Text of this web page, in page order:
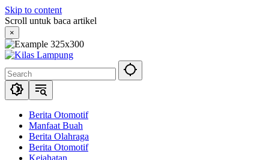
Skip to content
Scroll untuk baca artikel
×
Berita Otomotif
Manfaat Buah
Berita Olahraga
Berita Otomotif
Kejahatan